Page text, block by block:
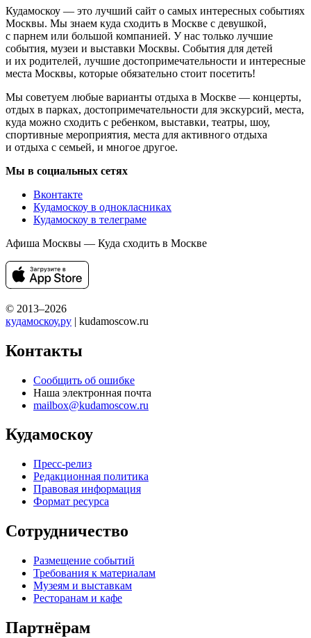
Кудамоскоу — это лучший сайт о самых интересных событиях
Москвы. Мы знаем куда сходить в Москве с девушкой,
с парнем или большой компанией. У нас только лучшие
события, музеи и выставки Москвы. События для детей
и их родителей, лучшие достопримечательности и интересные
места Москвы, которые обязательно стоит посетить!
Мы советуем любые варианты отдыха в Москве — концерты,
отдых в парках, достопримечательности для экскурсий, места,
куда можно сходить с ребенком, выставки, театры, шоу,
спортивные мероприятия, места для активного отдыха
и отдыха с семьей, и многое другое.
Мы в социальных сетях
Вконтакте
Кудамоскоу в однокласниках
Кудамоскоу в телеграме
Афиша Москвы — Куда сходить в Москве
© 2013–2026
кудамоскоу.ру | kudamoscow.ru
Контакты
Сообщить об ошибке
Наша электронная почта
mailbox@kudamoscow.ru
Кудамоскоу
Пресс-релиз
Редакционная политика
Правовая информация
Формат ресурса
Сотрудничество
Размещение событий
Требования к материалам
Музеям и выставкам
Ресторанам и кафе
Партнёрам